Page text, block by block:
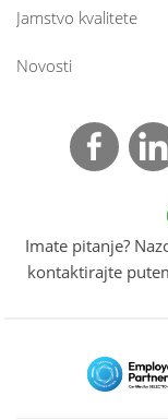
Jamstvo kvalitete
Novosti
Imate pitanje?
kontaktirajte